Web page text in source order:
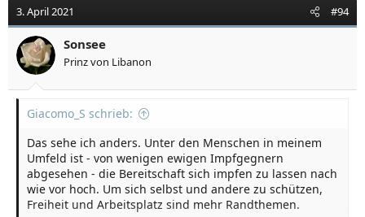
3. April 2021 #94
Sonsee
Prinz von Libanon
Giacomo_S schrieb:
Das sehe ich anders. Unter den Menschen in meinem
Umfeld ist - von wenigen ewigen Impfgegnern
abgesehen - die Bereitschaft sich impfen zu lassen nach
wie vor hoch. Um sich selbst und andere zu schützen,
Freiheit und Arbeitsplatz sind mehr Randthemen.